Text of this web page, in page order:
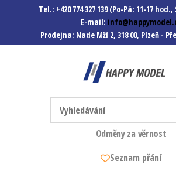
Tel.: +420 774 327 139 (Po-Pá: 11-17
E-mail:
Prodejna: Nade Mží 2, 318 00, Plzeň -
Happymodel.cz
Modely
železnice,
Odměny za věrnost
Seznam přání